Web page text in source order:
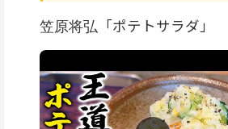
笠原将弘「ポテトサラダ」